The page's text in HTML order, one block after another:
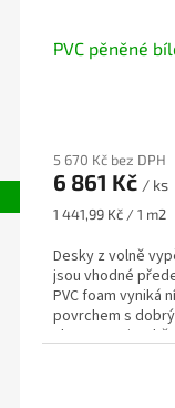
PVC pěněné
5 670 Kč bez DPH
6 861 Kč / ks
Měrná
1 441,99 Kč / 1 m2
Desky z volně
jsou vhodné
PVC foam vyniká
povrchem s
vlastnostmi.